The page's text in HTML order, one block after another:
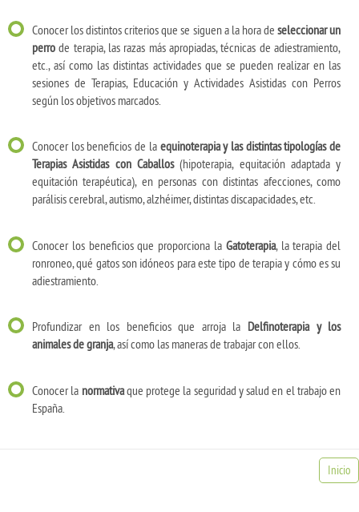
Conocer los distintos criterios que se siguen a la hora deseleccionar un
perro de terapia, las razas más apropiadas, técnicas de adiestramiento,
etc., así como las distintas actividades que se pueden realizar en las
sesiones de Terapias, Educación y Actividades Asistidas con Perros
según los objetivos marcados.
Conocer los beneficios de la equinoterapia y las distintas tipologías de
Terapias Asistidas con Caballos(hipoterapia, equitación adaptada y
equitación terapéutica), en personas con distintas afecciones, como
parálisis cerebral, autismo, alzhéimer, distintas discapacidades, etc.
Conocer los beneficios que proporciona la Gatoterapia, la terapia del
ronroneo, qué gatos son idóneos para este tipo de terapia y cómo es su
adiestramiento.
Profundizar en los beneficios que arroja la Delfinoterapia y los
animales de granja, así como las maneras de trabajar con ellos.
Conocer la normativaque protege la seguridad y salud en el trabajo en
España.
Inicio